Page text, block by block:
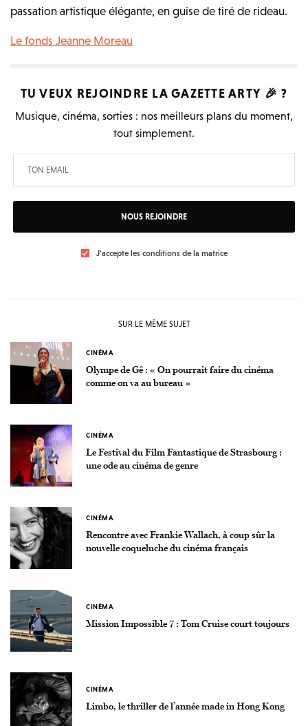
passation artistique élégante, en guise de tiré de rideau.
Le fonds Jeanne Moreau
TU VEUX REJOINDRE LAGAZETTE ARTY 🎉 ?
Musique, cinéma, sorties : nos meilleurs plans du moment,
tout simplement.
NOUS REJOINDRE
J'accepte les conditions de la matrice
SUR LE MÊME SUJET
CINÉMA
Olympe de Gê : « On pourrait faire du cinéma
comme on va au bureau »
CINÉMA
Le Festival du Film Fantastique de Strasbourg :
une ode au cinéma de genre
CINÉMA
Rencontre avec Frankie Wallach, à coup sûr la
nouvelle coqueluche du cinéma français
CINÉMA
Mission Impossible 7 : Tom Cruise court toujours
CINÉMA
Limbo, le thriller de l’année made in Hong Kong